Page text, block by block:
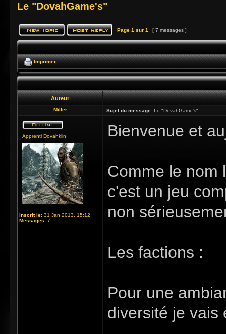
Le "DovahGame's"
Page 1 sur 1 [ 7 messages ]
Imprimer
Auteur
Miller Sujet du message: Le "DovahGame's"
Apprenti Dovahkiin
Inscrit le: 31 Jan 2013, 15:12
Messages: 7
Bienvenue et
Comme le nom
c'est un jeu
non
Les factions :
Pour une
diversité je vais